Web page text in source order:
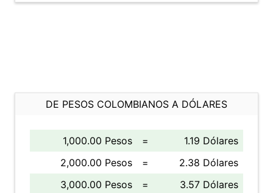
DE PESOS COLOMBIANOS A DÓLARES
1,000.00 Pesos =
1.19 Dólares
2,000.00 Pesos
=
2.38 Dólares
3,000.00 Pesos
=
3.57 Dólares